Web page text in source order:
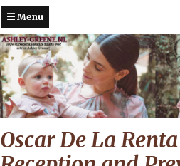
Menu
Oscar De La